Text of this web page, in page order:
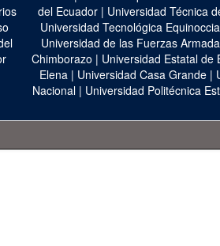
del Ecuador| Universidad Técnica
Universidad Tecnológica
Universidad de las Fuerzas
Chimborazo | Universidad Estatal de
Elena | Universidad Casa Grande |
Nacional | Universidad Politécnica